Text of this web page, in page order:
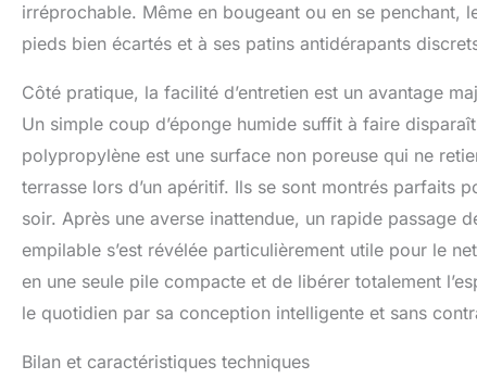
irréprochable. Même en bougeant ou en se penchant,
pieds bien écartés et à ses patins antidérapants
Côté pratique, la facilité d’entretien est un avantage
Un simple coup d’éponge humide suffit à faire
polypropylène est une surface non poreuse qui ne
terrasse lors d’un apéritif. Ils se sont montrés parfaits
soir. Après une averse inattendue, un rapide passage
empilable s’est révélée particulièrement utile pour le
en une seule pile compacte et de libérer totalement
le quotidien par sa conception intelligente et sans
Bilan et caractéristiques techniques